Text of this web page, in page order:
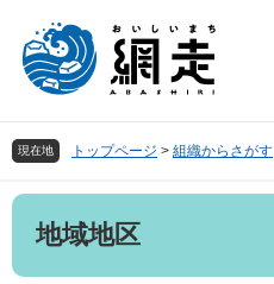
頭
で
飛
ば
現在地 トップページ > 組織からさがす
本
地域地区